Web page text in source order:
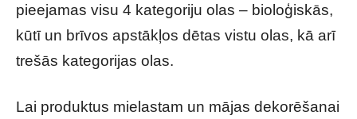
pieejamas visu 4 kategoriju olas – bioloģiskās,
kūtī un brīvos apstākļos dētas vistu olas, kā arī
trešās kategorijas olas.
Lai produktus mielastam un mājas dekorēšanai